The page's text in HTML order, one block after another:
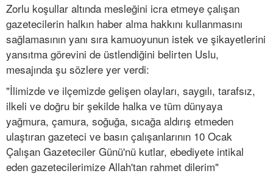
Zorlu koşullar altında mesleğini icra etmeye çalışan
gazetecilerin halkın haber alma hakkını kullanmasını
sağlamasının yanı sıra kamuoyunun istek ve şikayetlerini
yansıtma görevini de üstlendiğini belirten Uslu,
mesajında şu sözlere yer verdi:
"İlimizde ve ilçemizde gelişen olayları, saygılı, tarafsız,
ilkeli ve doğru bir şekilde halka ve tüm dünyaya
yağmura, çamura, soğuğa, sıcağa aldırış etmeden
ulaştıran gazeteci ve basın çalışanlarının 10 Ocak
Çalışan Gazeteciler Günü'nü kutlar, ebediyete intikal
eden gazetecilerimize Allah'tan rahmet dilerim"